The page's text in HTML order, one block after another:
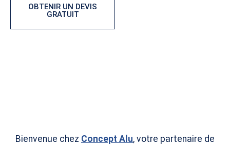
OBTENIR UN DEVIS
GRATUIT
Bienvenue chez Concept Alu, votre partenaire de